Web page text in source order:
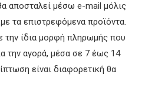
αποσταλεί μέσω e-mail μόλις
τα επιστρεφόμενα προϊόντα.
την ίδια μορφή πληρωμής που
την αγορά, μέσα σε 7 έως 14
είναι διαφορετική θα